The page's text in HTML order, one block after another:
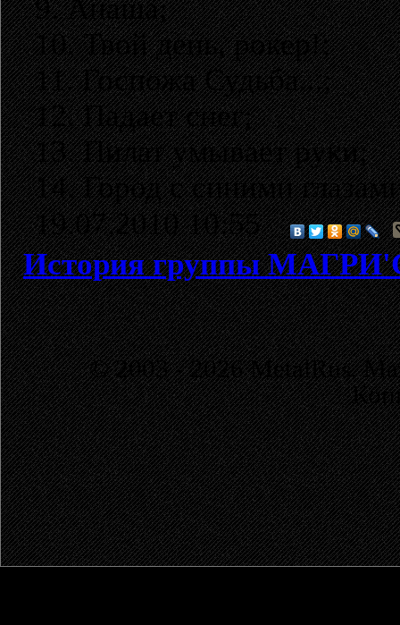
9. Анаша;
10. Твой день, рокер!;
11. Госпожа Судьба...;
12. Падает снег;
13. Пилат умывает руки;
14. Город с синими
19.07.2010 10:55
История группы
© 2003 - 2026 MetalRus.